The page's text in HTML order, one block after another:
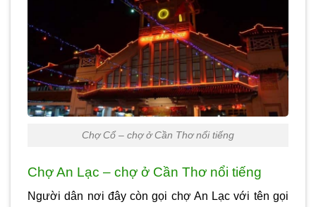
Chợ Cổ – chợ ở Cần Thơ nổi tiếng
Chợ An Lạc – chợ ở Cần Thơ nổi tiếng
Người dân nơi đây còn gọi chợ An Lạc với tên gọi